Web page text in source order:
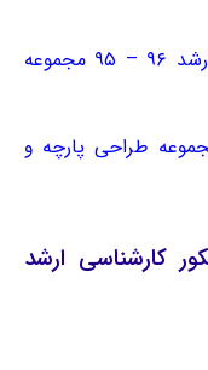
دانلود سوالات آزمون کارشناسی ارشد ۹۶ – ۹۵ مجموعه
طراحی پارچه و
کارشناسی ارشد